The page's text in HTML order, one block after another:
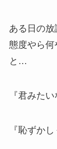
ある日の
態度やら何
と…
『君みた
『恥ずか